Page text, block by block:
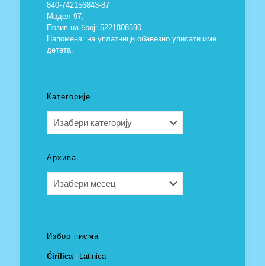
840-742156843-87
Модел 97,
Позив на број: 5221808590
Напомена: на уплатници обавезно уписати име
детета.
Категорије
Архива
Избор писма
Ćirilica| Latinica